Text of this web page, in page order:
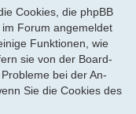
Cookies, die phpBB
Forum angemeldet
Funktionen, wie
sie von der Board-
bei der An-
Sie die Cookies des